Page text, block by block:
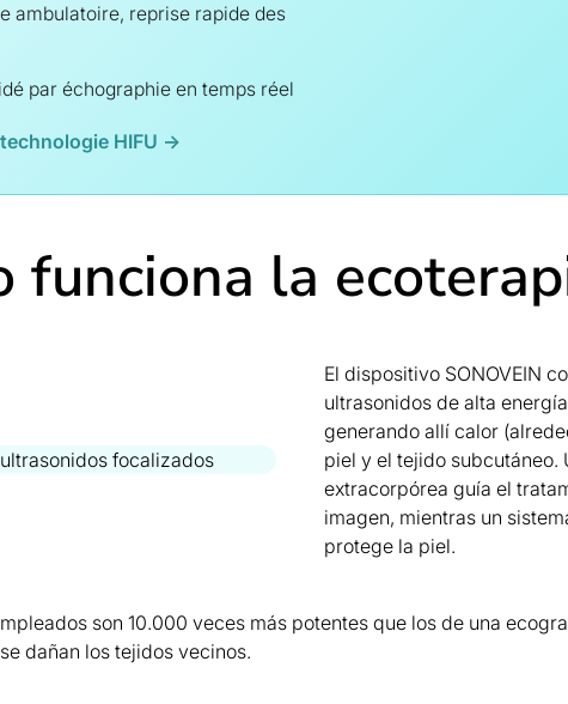
ambulatoire, reprise rapide des
par échographie en temps réel
HIFU →
funciona la
El dispositivo SONOVEIN
ultrasonidos de alta
generando allí calor
piel y el tejido subcutáneo.
extracorpórea guía el
imagen, mientras un
protege la piel.
son 10.000 veces más potentes que los de una
dañan los tejidos vecinos.